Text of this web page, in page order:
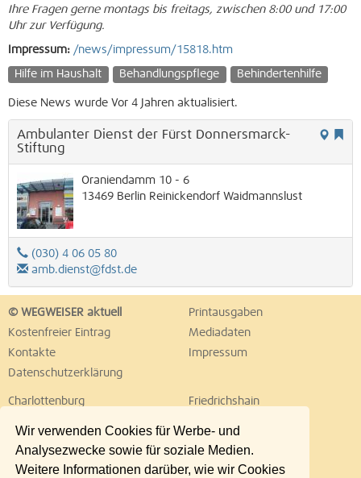
Wir verwenden Cookies für Werbe- und
Analysezwecke sowie für soziale Medien.
Weitere Informationen darüber, wie wir Cookies
Ihre Fragen gerne montags bis freitags, zwischen 8:00 und 17:00
Uhr zur Verfügung.
Impressum: /news/impressum/15818.htm
Hilfe im Haushalt Behandlungspflege Behindertenhilfe
Diese News wurde Vor 4 Jahren aktualisiert.
Ambulanter Dienst der Fürst Donnersmarck-
Stiftung
Oraniendamm 10 - 6
13469 Berlin Reinickendorf Waidmannslust
(030) 4 06 05 80
amb.dienst@fdst.de
© WEGWEISER aktuell
Printausgaben
Kostenfreier Eintrag
Mediadaten
Kontakte
Impressum
Datenschutzerklärung
Charlottenburg
Friedrichshain
Lichtenberg
Marzahn